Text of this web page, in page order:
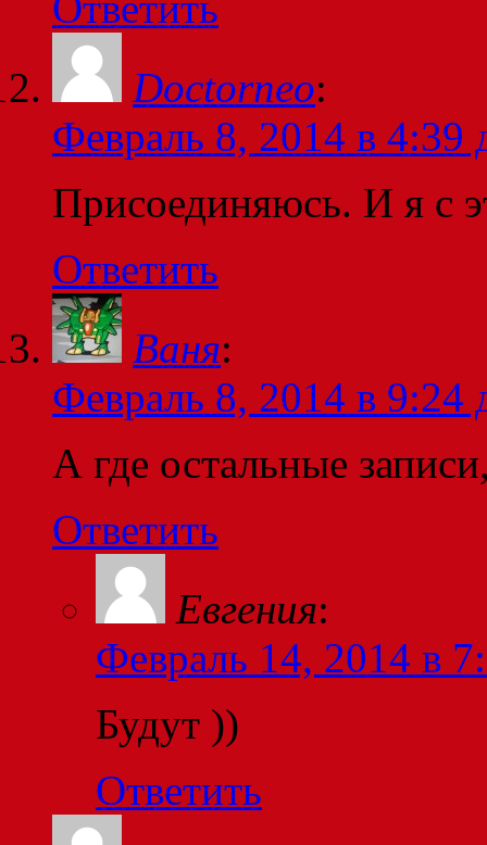
Doctorneo:
Февраль 8, 2014 в 4:39
Присоединяюсь. И я с
Ответить
Ваня:
Февраль 8, 2014 в 9:24
А где остальные
Ответить
Евгения:
Февраль 14, 2014 в
Будут ))
Ответить